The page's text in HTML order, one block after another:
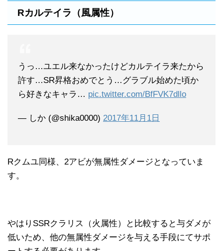
Rカルテイラ（風属性）
うっ…ユエル来なかったけどカルテイラ来たから
許す…SR昇格おめでとう…グラブル始めた頃か
ら好きなキャラ… pic.twitter.com/BfFVK7dllo
— しか (@shika0000) 2017年11月1日
Rクムユ同様、2アビが無属性ダメージとなっていま
す。
やはりSSRクラリス（火属性）と比較すると与ダメが
低いため、他の無属性ダメージを与える手段にてサポ